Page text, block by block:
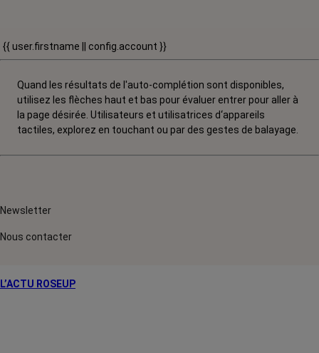
{{ user.firstname || config.account }}
Quand les résultats de l'auto-complétion sont disponibles,
utilisez les flèches haut et bas pour évaluer entrer pour aller à
la page désirée. Utilisateurs et utilisatrices d‘appareils
tactiles, explorez en touchant ou par des gestes de balayage.
Newsletter
Nous contacter
L’ACTU ROSEUP